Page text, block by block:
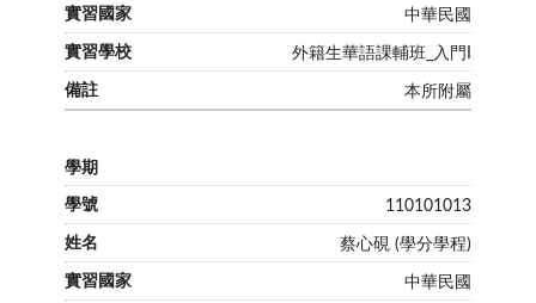
中華民國
外籍生華語課輔班_入門I
本所附屬
110101013
蔡心硯 (學分學程)
中華民國